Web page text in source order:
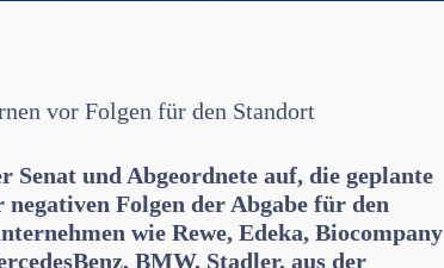
vor Folgen für den Standort
und Abgeordnete auf, die geplante
Folgen der Abgabe für den
wie Rewe, Edeka, Biocompany
BMW, Stadler, aus der